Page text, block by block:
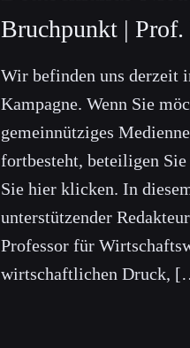
Bruchpunkt |
Wir befinden uns derzeit
Kampagne. Wenn Sie
gemeinnütziges
fortbesteht, beteiligen
Sie hier klicken. In
unterstützender
Professor für
wirtschaftlichen Druck,